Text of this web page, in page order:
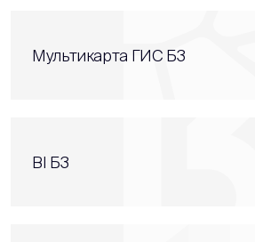
Мультикарта ГИС Б3
BI Б3